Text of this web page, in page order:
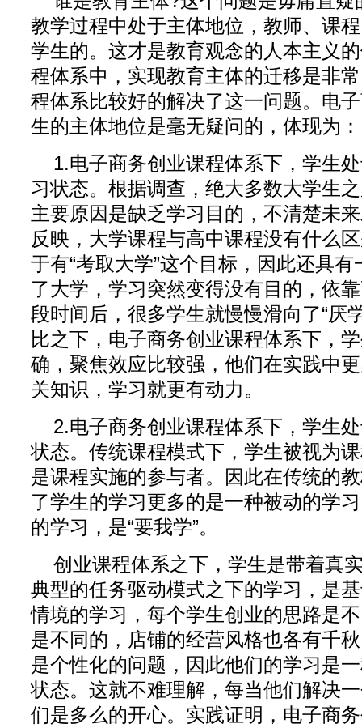
教学过程中处于主体地位，教师、课
学生的。这才是教育观念的人本主义
程体系中，实现教育主体的迁移是非
程体系比较好的解决了这一问题。电
生的主体地位是毫无疑问的，体现为：
1.电子商务创业课程体系下，学生
习状态。根据调查，绝大多数大学生
主要原因是缺乏学习目的，不清楚未
反映，大学课程与高中课程没有什么
于有“考取大学”这个目标，因此还具
了大学，学习突然变得没有目的，依
段时间后，很多学生就慢慢滑向了“厌
比之下，电子商务创业课程体系下，
确，聚焦效应比较强，他们在实践中
关知识，学习就更有动力。
2.电子商务创业课程体系下，学生
状态。传统课程模式下，学生被视为
是课程实施的参与者。因此在传统的
了学生的学习更多的是一种被动的学
的学习，是“要我学”。
创业课程体系之下，学生是带着真
典型的任务驱动模式之下的学习，是
情境的学习，每个学生创业的思路是
是不同的，店铺的经营风格也各有千
是个性化的问题，因此他们的学习是
状态。这就不难理解，每当他们解决
们是多么的开心。实践证明，电子商